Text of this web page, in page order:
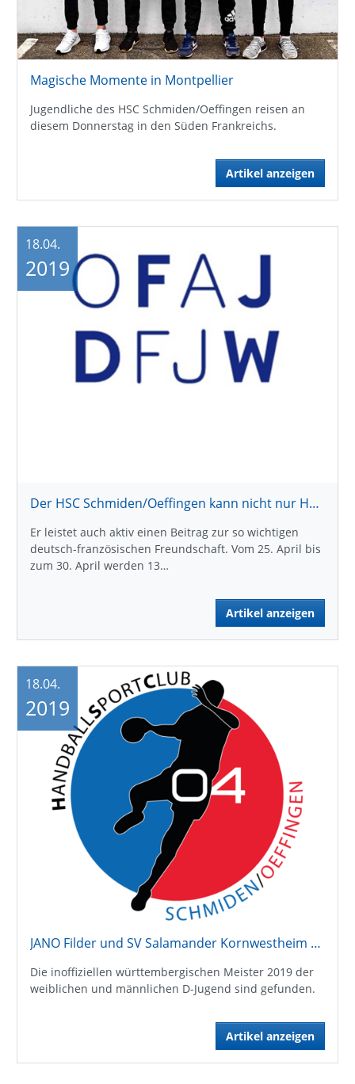
Magische Momente in Montpellier
Jugendliche des HSC Schmiden/Oeffingen reisen an
diesem Donnerstag in den Süden Frankreichs.
Artikel anzeigen
Der HSC Schmiden/Oeffingen kann nicht nur Handball
Er leistet auch aktiv einen Beitrag zur so wichtigen
deutsch-französischen Freundschaft. Vom 25. April bis
zum 30. April werden 13…
Artikel anzeigen
18.04.
2019
JANO Filder und SV Salamander Kornwestheim setzen sich durch
Die inoffiziellen württembergischen Meister 2019 der
weiblichen und männlichen D-Jugend sind gefunden.
Artikel anzeigen
18.04.
2019